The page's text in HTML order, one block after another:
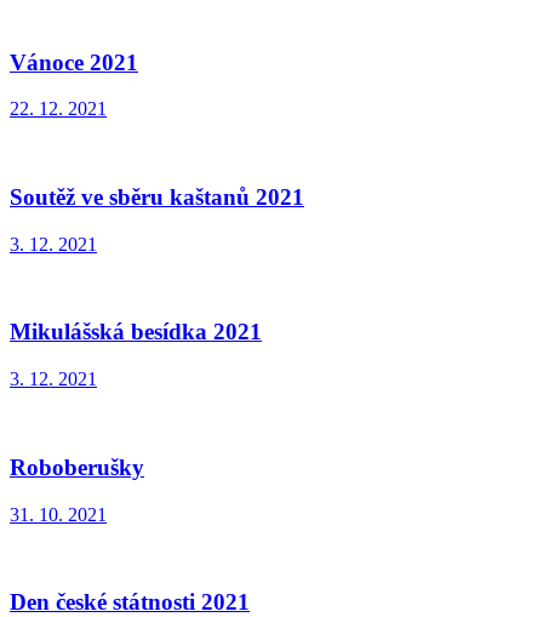
Vánoce 2021
22. 12. 2021
Soutěž ve sběru kaštanů 2021
3. 12. 2021
Mikulášská besídka 2021
3. 12. 2021
Roboberušky
31. 10. 2021
Den české státnosti 2021